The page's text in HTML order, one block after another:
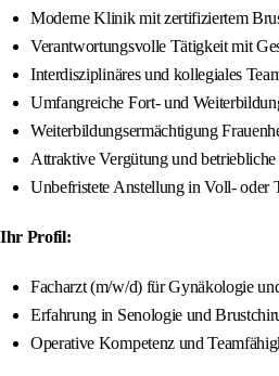
Moderne Klinik mit zertifiziertem
Verantwortungsvolle Tätigkeit mit
Interdisziplinäres und kollegiales
Umfangreiche Fort- und
Weiterbildungsermächtigung
Attraktive Vergütung und
Unbefristete Anstellung in Voll- oder
Ihr Profil:
Facharzt (m/w/d) für Gynäkologie
Erfahrung in Senologie und
Operative Kompetenz und